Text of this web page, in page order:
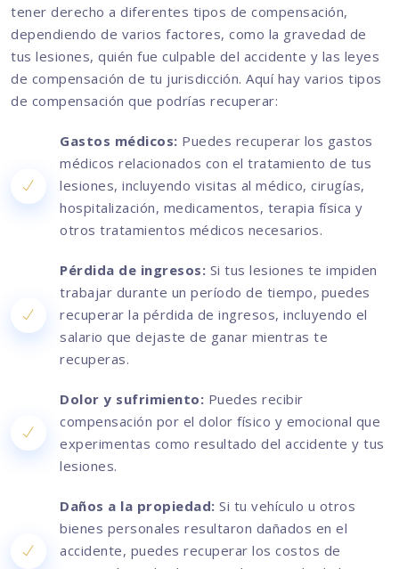
tener derecho a diferentes tipos de compensación,
dependiendo de varios factores, como la gravedad de
tus lesiones, quién fue culpable del accidente y las leyes
de compensación de tu jurisdicción. Aquí hay varios tipos
de compensación que podrías recuperar:
Gastos médicos: Puedes recuperar los gastos
médicos relacionados con el tratamiento de tus
lesiones, incluyendo visitas al médico, cirugías,
hospitalización, medicamentos, terapia física y
otros tratamientos médicos necesarios.
Pérdida de ingresos: Si tus lesiones te impiden
trabajar durante un período de tiempo, puedes
recuperar la pérdida de ingresos, incluyendo el
salario que dejaste de ganar mientras te
recuperas.
Dolor y sufrimiento: Puedes recibir
compensación por el dolor físico y emocional que
experimentas como resultado del accidente y tus
lesiones.
Daños a la propiedad: Si tu vehículo u otros
bienes personales resultaron dañados en el
accidente, puedes recuperar los costos de